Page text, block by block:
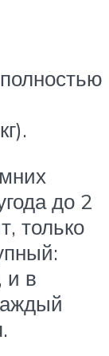
до 2
только
и в